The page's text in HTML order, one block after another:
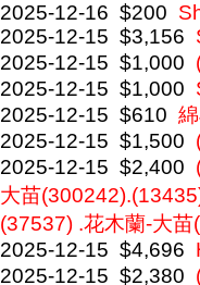
2025-12-16 $200
2025-12-15 $3,156
2025-12-15 $1,000
2025-12-15 $1,000
2025-12-15 $610
2025-12-15 $1,500
2025-12-15 $2,400
大苗
(37537) .花木蘭-大
2025-12-15 $4,696
2025-12-15 $2,380